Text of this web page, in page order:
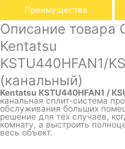
Преимущества
Описание товара
Kentatsu
KSTU440HFAN1/
(канальный)
Kentatsu KSTU440HFAN1 /
канальная сплит-система
обслуживания больших
решение для тех случаев,
комнату, а выстроить
весь объект.